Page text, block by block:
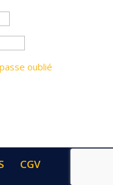
oublié
CGV